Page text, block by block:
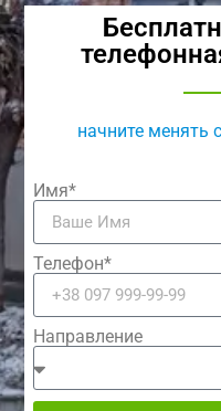
начните менять
Имя*
Телефон*
Направление